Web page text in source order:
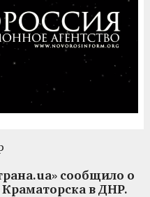
сообщило о
в ДНР.